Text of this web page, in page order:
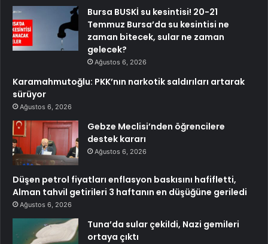
Bursa BUSKİ su kesintisi! 20-21
Temmuz Bursa’da su kesintisi ne
zaman bitecek, sular ne zaman
gelecek?
Ağustos 6, 2026
Karamahmutoğlu: PKK’nın narkotik saldırıları artarak
sürüyor
Ağustos 6, 2026
Gebze Meclisi’nden öğrencilere
destek kararı
Ağustos 6, 2026
Düşen petrol fiyatları enflasyon baskısını hafifletti,
Alman tahvil getirileri 3 haftanın en düşüğüne geriledi
Ağustos 6, 2026
Tuna’da sular çekildi, Nazi gemileri
ortaya çıktı